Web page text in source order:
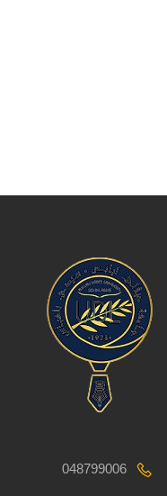
048799006